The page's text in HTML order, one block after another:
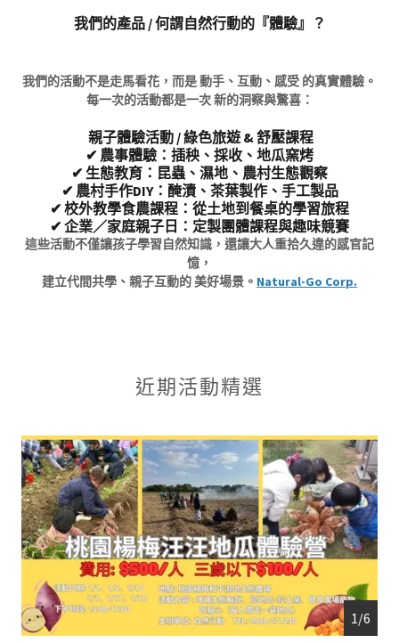
我們的產品 / 何謂自然行動的『體驗』？
我們的活動不是走馬看花，而是 動手、互動、感受 的真實體驗。
每一次的活動都是一次 新的洞察與驚喜：
親子體驗活動 / 綠色旅遊 & 舒壓課程
✔ 農事體驗：插秧、採收、地瓜窯烤
✔ 生態教育：昆蟲、濕地、農村生態觀察
✔ 農村手作DIY：醃漬、茶葉製作、手工製品
✔ 校外教學食農課程：從土地到餐桌的學習旅程
✔ 企業／家庭親子日：定製團體課程與趣味競賽
這些活動不僅讓孩子學習自然知識，還讓大人重拾久違的感官記
憶，
建立代間共學、親子互動的 美好場景。 Natural-Go Corp.
近期活動精選
1/6